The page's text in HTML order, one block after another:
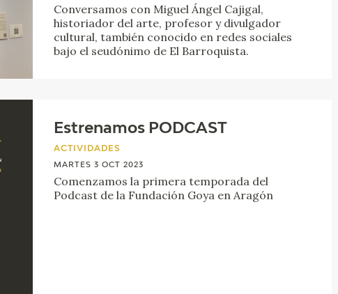
Conversamos con Miguel Ángel Cajigal,
historiador del arte, profesor y divulgador
cultural, también conocido en redes sociales
bajo el seudónimo de El Barroquista.
Estrenamos PODCAST
ACTIVIDADES
MARTES 3 OCT 2023
Comenzamos la primera temporada del
Podcast de la Fundación Goya en Aragón